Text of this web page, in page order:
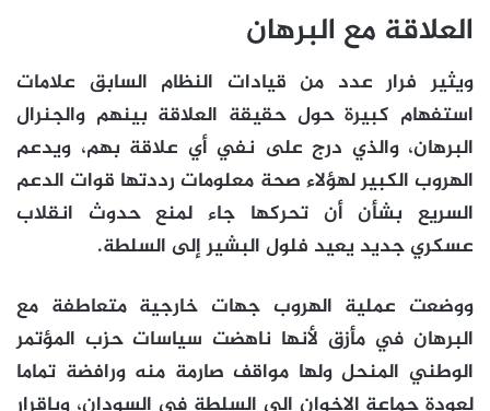
العلاقة مع البرهان
ويثير فرار عدد من قيادات النظام السابق علامات
استفهام كبيرة حول حقيقة العلاقة بينهم والجنرال
البرهان، والذي درج على نفي أي علاقة بهم، ويدعم
الهروب الكبير لهؤلاء صحة معلومات رددتها قوات الدعم
السريع بشأن أن تحركها جاء لمنع حدوث انقلاب
عسكري جديد يعيد فلول البشير إلى السلطة.
ووضعت عملية الهروب جهات خارجية متعاطفة مع
البرهان في مأزق لأنها ناهضت سياسات حزب المؤتمر
الوطني المنحل ولها مواقف صارمة منه ورافضة تماما